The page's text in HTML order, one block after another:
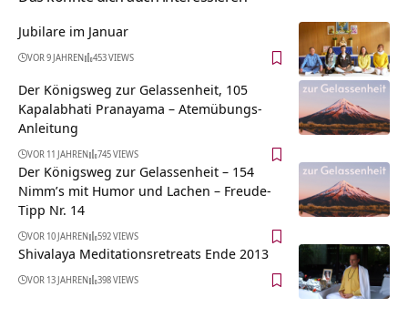
Jubilare im Januar
VOR 9 JAHREN 453 VIEWS
Der Königsweg zur Gelassenheit, 105
Kapalabhati Pranayama – Atemübungs-
Anleitung
VOR 11 JAHREN 745 VIEWS
Der Königsweg zur Gelassenheit – 154
Nimm’s mit Humor und Lachen – Freude-
Tipp Nr. 14
VOR 10 JAHREN 592 VIEWS
Shivalaya Meditationsretreats Ende 2013
VOR 13 JAHREN 398 VIEWS